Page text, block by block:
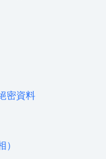
密資料
）